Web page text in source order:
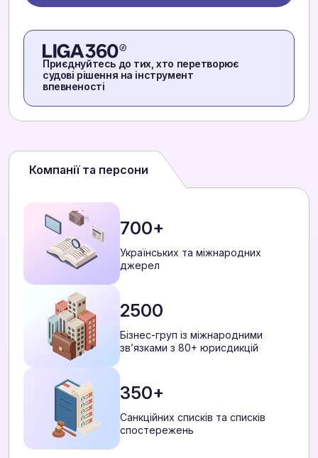
Приєднуйтесь до тих, хто перетворює
судові рішення на інструмент
впевненості
Компанії та персони
700+
Українських та міжнародних
джерел
2500
Бізнес-груп із міжнародними
звʼязками з 80+ юрисдикцій
350+
Санкційних списків та списків
спостережень